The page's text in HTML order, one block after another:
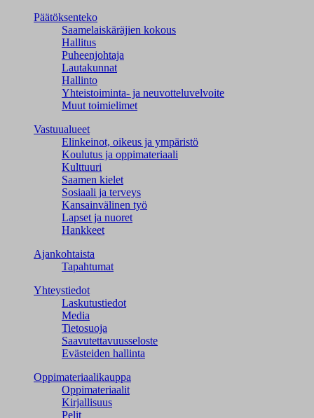
Päätöksenteko
Saamelaiskäräjien kokous
Hallitus
Puheenjohtaja
Lautakunnat
Hallinto
Yhteistoiminta- ja neuvotteluvelvoite
Muut toimielimet
Vastuualueet
Elinkeinot, oikeus ja ympäristö
Koulutus ja oppimateriaali
Kulttuuri
Saamen kielet
Sosiaali ja terveys
Kansainvälinen työ
Lapset ja nuoret
Hankkeet
Ajankohtaista
Tapahtumat
Yhteystiedot
Laskutustiedot
Media
Tietosuoja
Saavutettavuusseloste
Evästeiden hallinta
Oppimateriaalikauppa
Oppimateriaalit
Kirjallisuus
Pelit